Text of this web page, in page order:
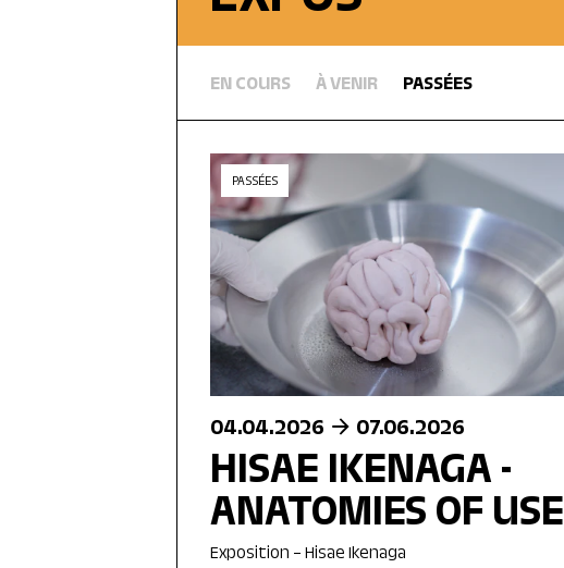
EN COURS À VENIR PASSÉES
PASSÉES
04.04.2026 07.06.2026
HISAE IKENAGA -
ANATOMIES OF USE
Exposition – Hisae Ikenaga